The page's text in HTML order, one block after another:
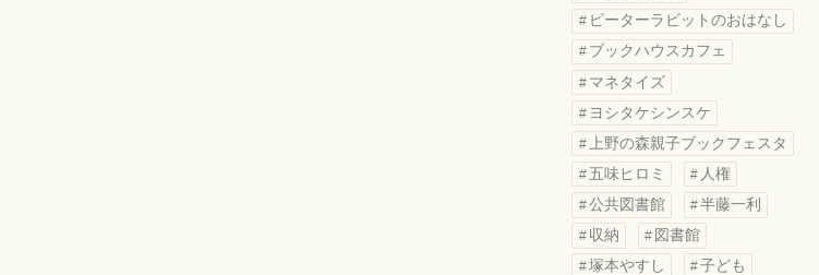
ピーターラビットのおはなし
ブックハウスカフェ
マネタイズ
ヨシタケシンスケ
上野の森親子ブックフェスタ
五味ヒロミ
人権
公共図書館
半藤一利
収納
図書館
塚本やすし
子ども